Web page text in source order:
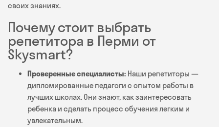
своих знаниях.
Почему стоит выбрать
репетитора в Перми от
Skysmart?
Проверенные специалисты: Наши репетиторы —
дипломированные педагоги с опытом работы в
лучших школах. Они знают, как заинтересовать
ребенка и сделать процесс обучения легким и
увлекательным.